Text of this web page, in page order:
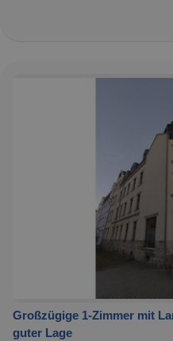
Großzügige 1-Zimmer mit
guter Lage